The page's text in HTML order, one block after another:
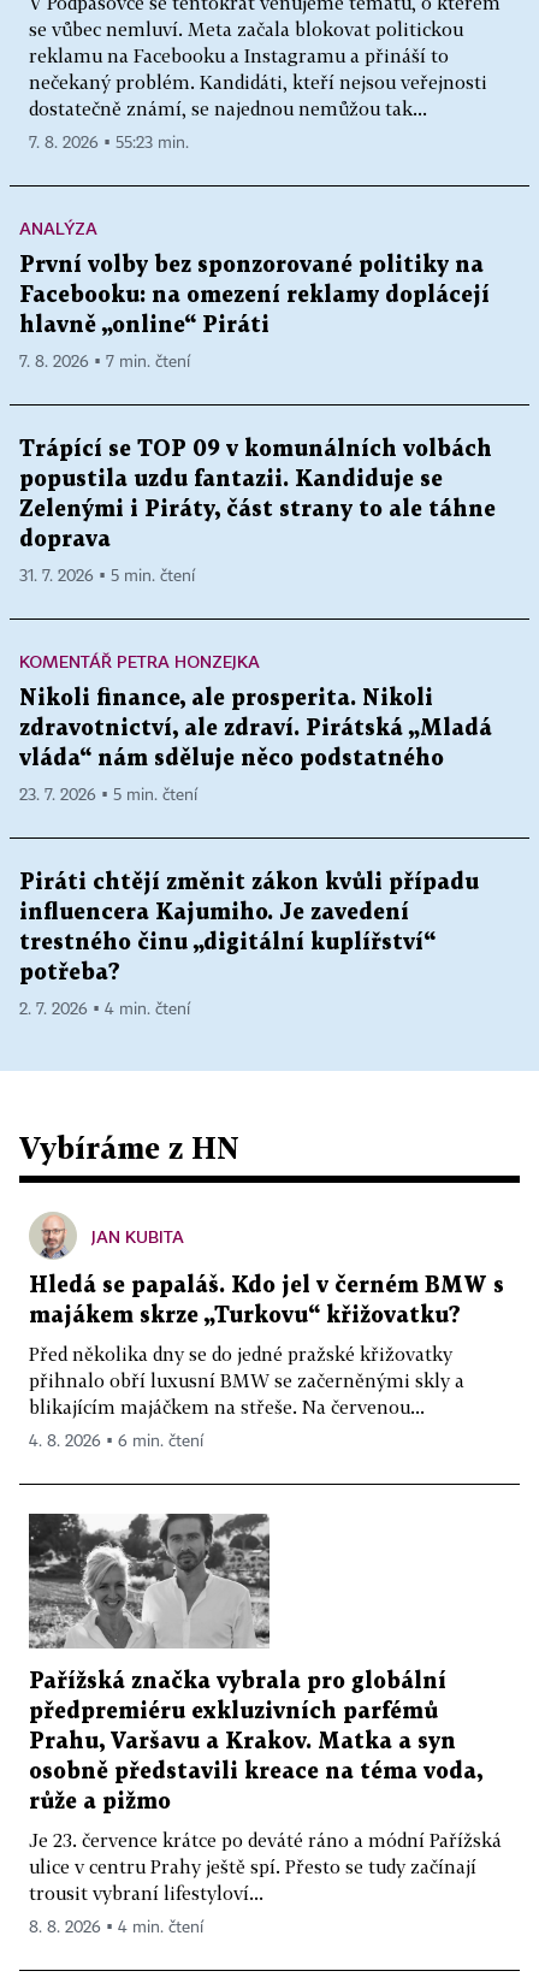
se vůbec nemluví. Meta začala blokovat politickou
reklamu na Facebooku a Instagramu a přináší to
nečekaný problém. Kandidáti, kteří nejsou veřejnosti
dostatečně známí, se najednou nemůžou tak...
7. 8. 2026 ▪ 55:23 min.
ANALÝZA
První volby bez sponzorované politiky na
Facebooku: na omezení reklamy doplácejí
hlavně „online“ Piráti
7. 8. 2026 ▪ 7 min. čtení
Trápící se TOP 09 v komunálních volbách
popustila uzdu fantazii. Kandiduje se
Zelenými i Piráty, část strany to ale táhne
doprava
31. 7. 2026 ▪ 5 min. čtení
KOMENTÁŘ PETRA HONZEJKA
Nikoli finance, ale prosperita. Nikoli
zdravotnictví, ale zdraví. Pirátská „Mladá
vláda“ nám sděluje něco podstatného
23. 7. 2026 ▪ 5 min. čtení
Piráti chtějí změnit zákon kvůli případu
influencera Kajumiho. Je zavedení
trestného činu „digitální kuplířství“
potřeba?
2. 7. 2026 ▪ 4 min. čtení
Vybíráme z HN
JAN KUBITA
Hledá se papaláš. Kdo jel v černém BMW s
majákem skrze „Turkovu“ křižovatku?
Před několika dny se do jedné pražské křižovatky
přihnalo obří luxusní BMW se začerněnými skly a
blikajícím majáčkem na střeše. Na červenou...
4. 8. 2026 ▪ 6 min. čtení
Pařížská značka vybrala pro globální
předpremiéru exkluzivních parfémů
Prahu, Varšavu a Krakov. Matka a syn
osobně představili kreace na téma voda,
růže a pižmo
Je 23. července krátce po deváté ráno a módní Pařížská
ulice v centru Prahy ještě spí. Přesto se tudy začínají
trousit vybraní lifestyloví...
8. 8. 2026 ▪ 4 min. čtení